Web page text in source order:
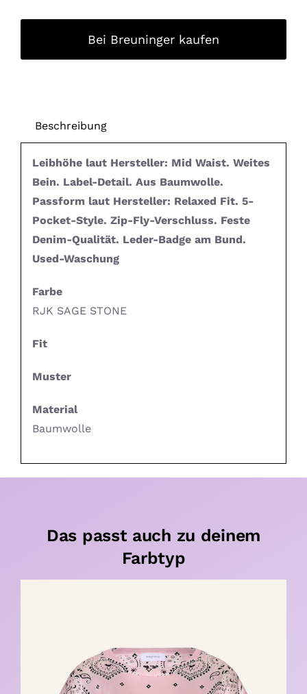
Bei Breuninger kaufen
Beschreibung
Leibhöhe laut Hersteller: Mid Waist. Weites
Bein. Label-Detail. Aus Baumwolle.
Passform laut Hersteller: Relaxed Fit. 5-
Pocket-Style. Zip-Fly-Verschluss. Feste
Denim-Qualität. Leder-Badge am Bund.
Used-Waschung
Farbe
RJK SAGE STONE
Fit
Muster
Material
Baumwolle
Das passt auch zu deinem
Farbtyp